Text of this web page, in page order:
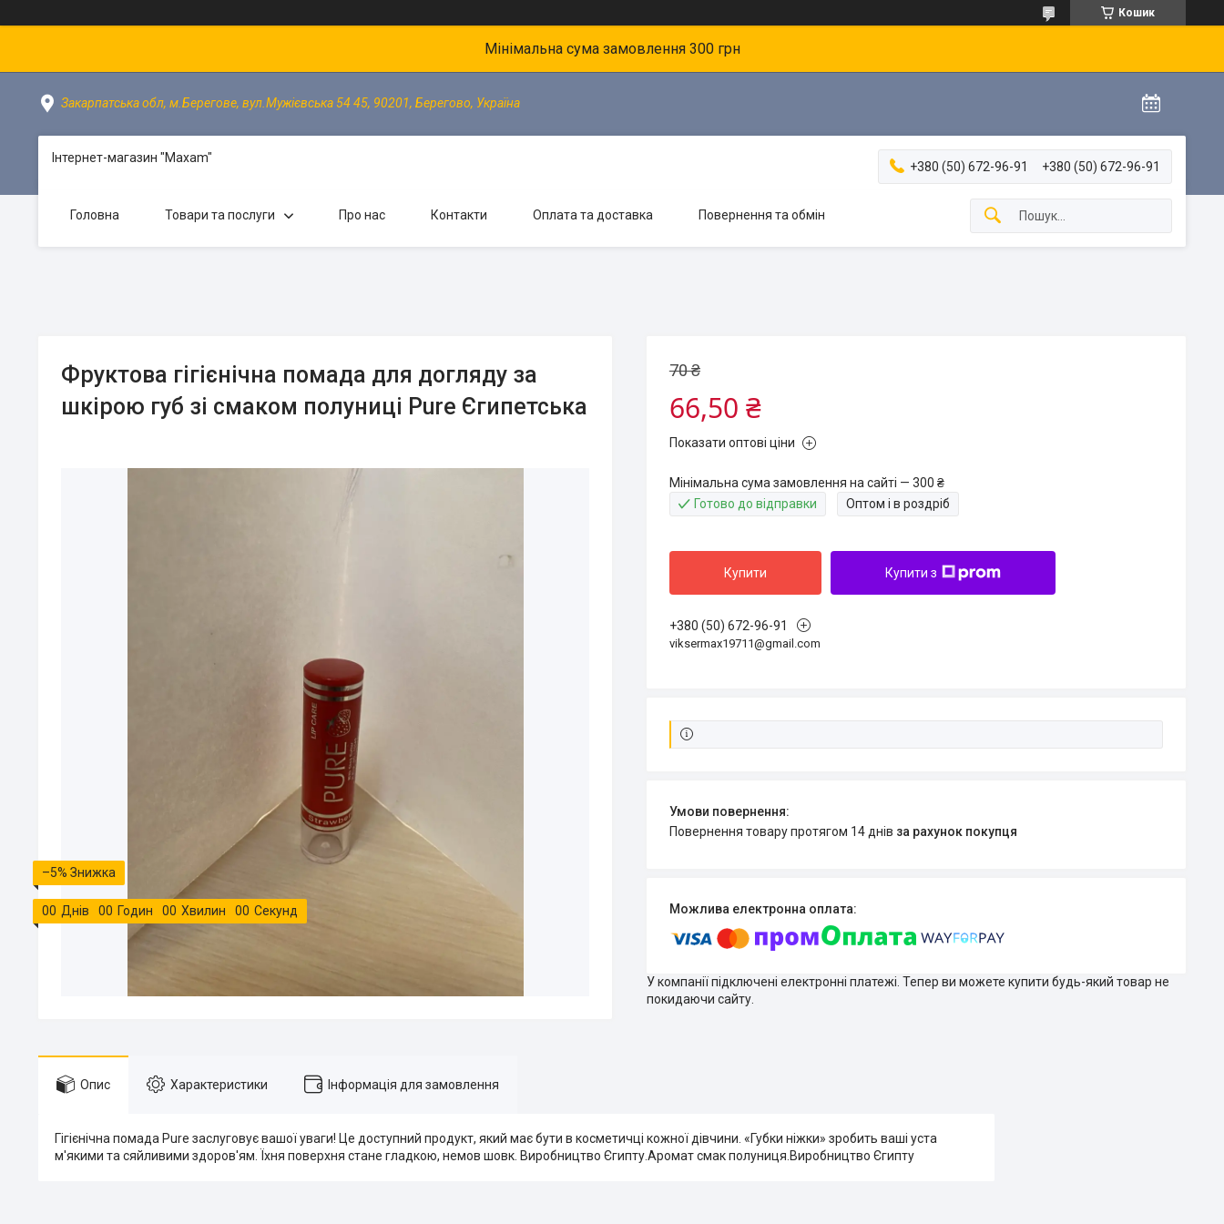
Кошик
Мінімальна сума замовлення 300 грн
Закарпатська обл, м.Берегове, вул.Мужієвська 54 45, 90201, Берегово, Україна
Інтернет-магазин "Maxam"
+380 (50) 672-96-91 +380 (50) 672-96-91
Головна Товари та послуги Про нас Контакти Оплата та доставка Повернення та обмін
Фруктова гігієнічна помада для догляду за
шкірою губ зі смаком полуниці Pure Єгипетська
–5%
00 Днів 00 Годин 00 Хвилин 00 Секунд
70 ₴
66,50 ₴
Показати оптові ціни
Мінімальна сума замовлення на сайті — 300 ₴
Готово до відправки
Оптом і в роздріб
Купити Купити з
+380 (50) 672-96-91
viksermax19711@gmail.com
повернення товару протягом 14 днів за рахунок покупця
У компанії підключені електронні платежі. Тепер ви можете купити будь-який товар не
покидаючи сайту.
Опис Характеристики Інформація для замовлення
Гігієнічна помада Pure заслуговує вашої уваги! Це доступний продукт, який має бути в косметичці кожної дівчини. «Губки ніжки» зробить ваші уста
м'якими та сяйливими здоров'ям. Їхня поверхня стане гладкою, немов шовк. Виробництво Єгипту.Аромат смак полуниця.Виробництво Єгипту